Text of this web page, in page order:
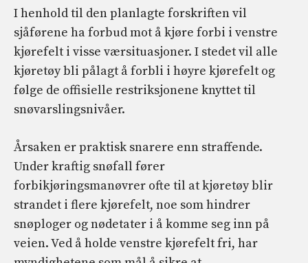
I henhold til den planlagte forskriften vil
sjåførene ha forbud mot å kjøre forbi i venstre
kjørefelt i visse værsituasjoner. I stedet vil alle
kjøretøy bli pålagt å forbli i høyre kjørefelt og
følge de offisielle restriksjonene knyttet til
snøvarslingsnivåer.
Årsaken er praktisk snarere enn straffende.
Under kraftig snøfall fører
forbikjøringsmanøvrer ofte til at kjøretøy blir
strandet i flere kjørefelt, noe som hindrer
snøploger og nødetater i å komme seg inn på
veien. Ved å holde venstre kjørefelt fri, har